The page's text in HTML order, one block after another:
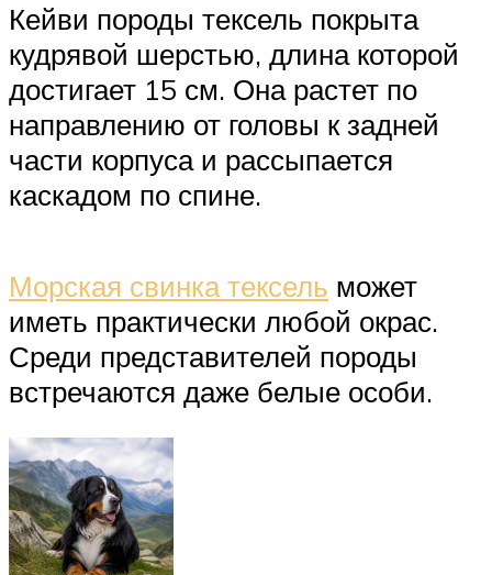
Кейви породы тексель покрыта
кудрявой шерстью, длина которой
достигает 15 см. Она растет по
направлению от головы к задней
части корпуса и рассыпается
каскадом по спине.
Морская свинка тексель может
иметь практически любой окрас.
Среди представителей породы
встречаются даже белые особи.